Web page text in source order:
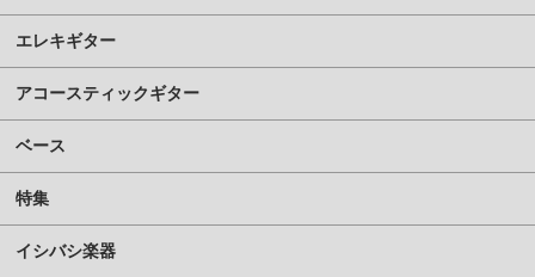
エレキギター
アコースティックギター
ベース
特集
イシバシ楽器